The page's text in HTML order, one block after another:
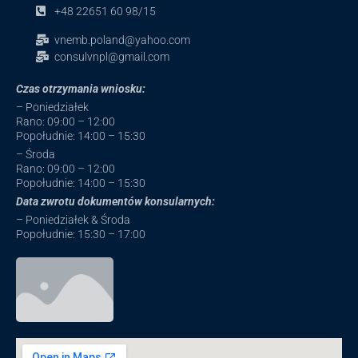
+48 22651 60 98/15
vnemb.poland@yahoo.com
consulvnpl@gmail.com
Czas otrzymania wniosku:
– Poniedziałek
Rano: 09:00 – 12:00
Popołudnie: 14:00 – 15:30
– Środa
Rano: 09:00 – 12:00
Popołudnie: 14:00 – 15:30
Data zwrotu dokumentów konsularnych:
– Poniedziałek & Środa
Popołudnie: 15:30 – 17:00